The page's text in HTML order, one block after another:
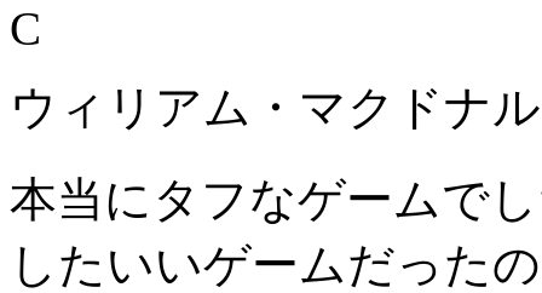
C
ウィリアム・マクドナ
本当にタフなゲームで
したいいゲームだった